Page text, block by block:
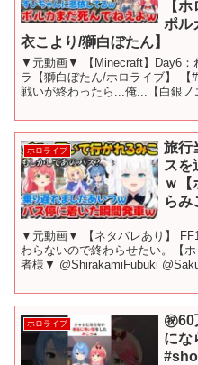
【
ポル
衣こより/獅白ぼたん】
▼元動画▼ 【Minecraft】Day6：
ラ【獅白ぼたん/ホロライブ】 【
戦いが終わったら...俺...【白銀ノ
ホロライブ
旅行
スを
ｗ【
らみ
▼元動画▼ 【ネタバレあり】
わらないので終わらせたい。【
者様▼ @ShirakamiFubuki
ホロライブ
㊗️60
にな